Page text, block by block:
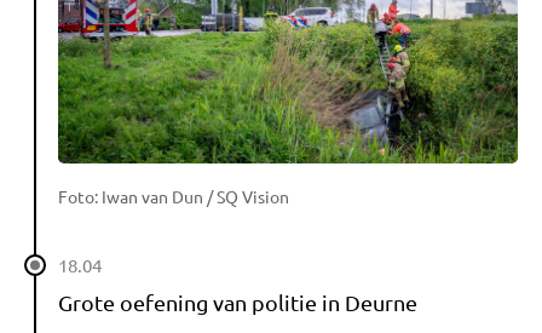
Foto: Iwan van Dun / SQ Vision
18.04
Grote oefening van politie in Deurne